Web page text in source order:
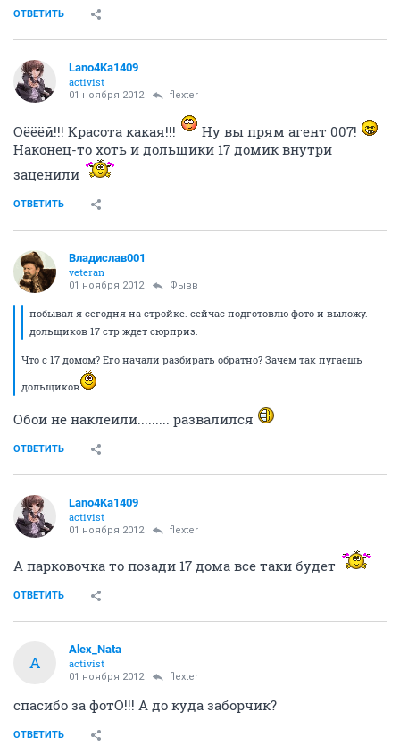
ОТВЕТИТЬ
Lano4Ka1409
activist
01 ноября 2012 flexter
Оёёёй!!! Красота какая!!!
Ну вы прям агент 007!
Наконец-то хоть и дольщики 17 домик внутри
заценили
ОТВЕТИТЬ
Владислав001
veteran
01 ноября 2012 Фывв
побывал я сегодня на стройке. сейчас подготовлю фото и выложу.
дольщиков 17 стр ждет сюрприз.
Что с 17 домом? Его начали разбирать обратно? Зачем так пугаешь
дольщиков
Обои не наклеили......... развалился
ОТВЕТИТЬ
Lano4Ka1409
activist
01 ноября 2012 flexter
А парковочка то позади 17 дома все таки будет
ОТВЕТИТЬ
A
Alex_Nata
activist
01 ноября 2012 flexter
спасибо за фотО!!! А до куда заборчик?
ОТВЕТИТЬ